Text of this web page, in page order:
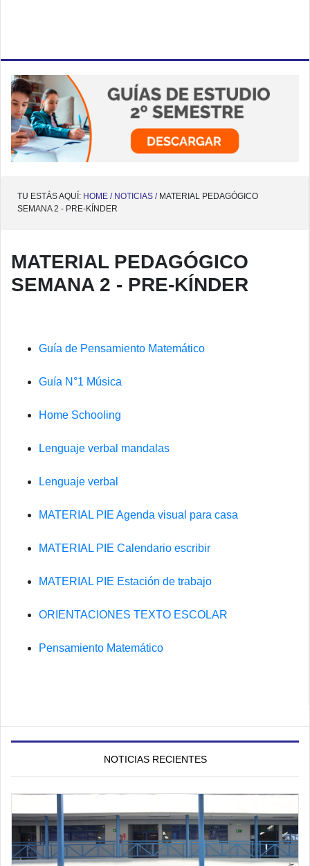
TU ESTÁS AQUÍ: HOME / NOTICIAS / MATERIAL PEDAGÓGICO
SEMANA 2 - PRE-KÍNDER
MATERIAL PEDAGÓGICO
SEMANA 2 - PRE-KÍNDER
Guía de Pensamiento Matemático
Guía N°1 Música
Home Schooling
Lenguaje verbal mandalas
Lenguaje verbal
MATERIAL PIE Agenda visual para casa
MATERIAL PIE Calendario escribir
MATERIAL PIE Estación de trabajo
ORIENTACIONES TEXTO ESCOLAR
Pensamiento Matemático
NOTICIAS RECIENTES